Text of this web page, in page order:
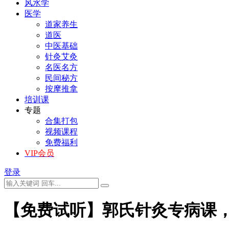
风水学
医学
道家养生
道医
中医基础
针灸艾灸
名医名方
民间秘方
按摩推拿
培训课
专题
合集打包
视频课程
免费福利
VIP会员
登录
【免费试听】郭氏针灸专病课